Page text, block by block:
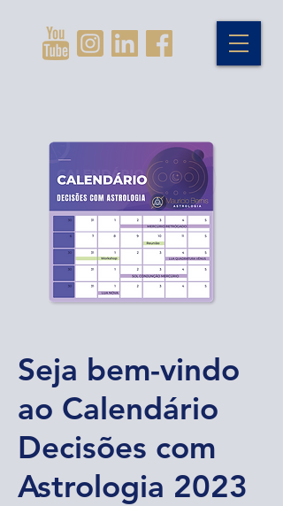
Seja bem-vindo
ao Calendário
Decisões com
Astrologia 2023